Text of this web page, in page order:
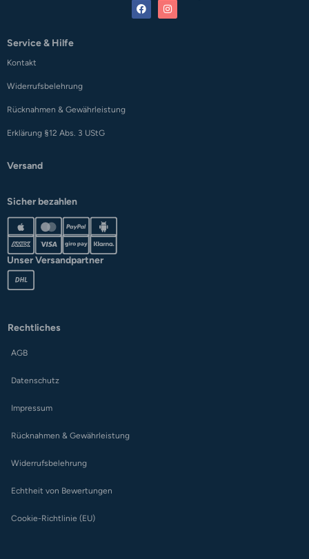
Service & Hilfe
Kontakt
Widerrufsbelehrung
Rücknahmen & Gewährleistung
Erklärung §12 Abs. 3 UStG
Versand
Sicher bezahlen
Unser Versandpartner
Rechtliches
AGB
Datenschutz
Impressum
Rücknahmen & Gewährleistung
Widerrufsbelehrung
Echtheit von Bewertungen
Cookie-Richtlinie (EU)